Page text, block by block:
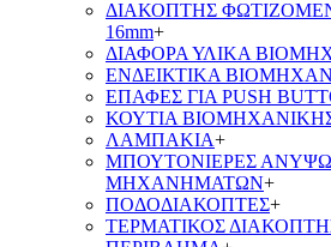
ΔΙΑΚΟΠΤΗΣ
16mm+
ΔΙΑΦΟΡΑ ΥΛΙΚΑ
ΕΝΔΕΙΚΤΙΚΑ
ΕΠΑΦΕΣ ΓΙΑ PUSH
ΚΟΥΤΙΑ
ΛΑΜΠΑΚΙΑ+
ΜΠΟΥΤΟΝΙΕΡΕΣ
ΜΗΧΑΝΗΜΑΤΩΝ+
ΠΟΔΟΔΙΑΚΟΠΤΕΣ+
ΤΕΡΜΑΤΙΚΟΣ